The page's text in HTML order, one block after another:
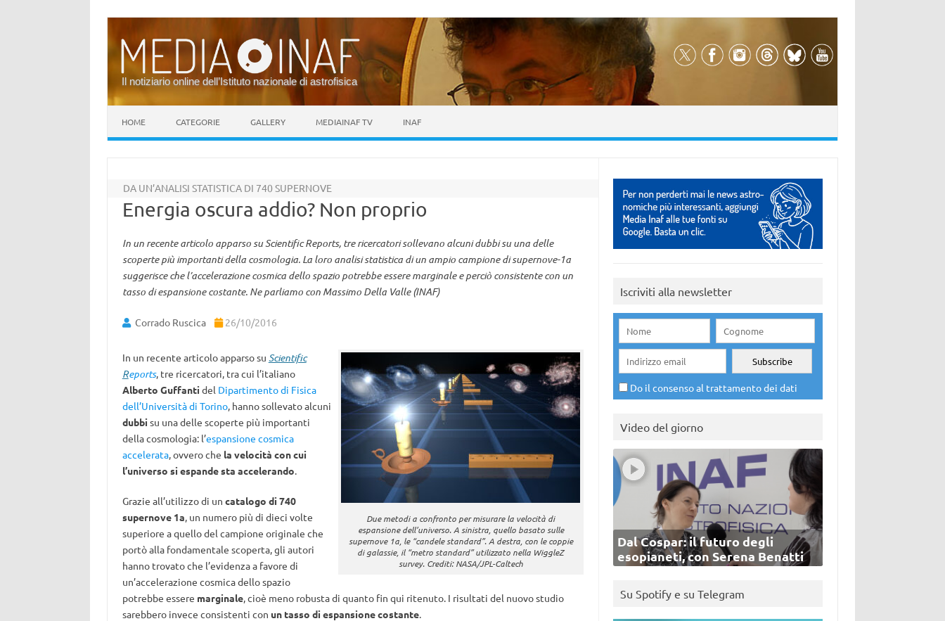
Il notiziario online dell’Istituto nazionale di astrofisica
HOME CATEGORIE GALLERY MEDIAINAF TV INAF
DA UN’ANALISI STATISTICA DI 740 SUPERNOVE
Energia oscura addio? Non proprio
In un recente articolo apparso su Scientific Reports, tre ricercatori sollevano alcuni dubbi su una delle
scoperte più importanti della cosmologia. La loro analisi statistica di un ampio campione di supernove-1a
suggerisce che l’accelerazione cosmica dello spazio potrebbe essere marginale e perciò consistente con un
tasso di espansione costante. Ne parliamo con Massimo Della Valle (INAF)
Corrado Ruscica 26/10/2016
Due metodi a confronto per misurare la velocità di
espansione dell’universo. A sinistra, quello basato sulle
supernove 1a, le “candele standard”. A destra, con le coppie
di galassie, il “metro standard” utilizzato nella WiggleZ
survey. Crediti: NASA/JPL-Caltech
In un recente articolo apparso su Scientific
Reports, tre ricercatori, tra cui l’italiano
Alberto Guffanti del Dipartimento di Fisica
dell’Università di Torino, hanno sollevato alcuni
dubbi su una delle scoperte più importanti
della cosmologia: l’espansione cosmica
accelerata, ovvero che la velocità con cui
l’universo si espande sta accelerando.
Grazie all’utilizzo di un catalogo di 740
supernove 1a, un numero più di dieci volte
superiore a quello del campione originale che
portò alla fondamentale scoperta, gli autori
hanno trovato che l’evidenza a favore di
un’accelerazione cosmica dello spazio
potrebbe essere marginale, cioè meno robusta di quanto fin qui ritenuto. I risultati del nuovo studio
sarebbero invece consistenti con un tasso di espansione costante.
Iscriviti alla newsletter
Do il consenso al trattamento dei dati
Video del giorno
Dal Cospar: il futuro degli
esopianeti, con Serena Benatti
Su Spotify e su Telegram